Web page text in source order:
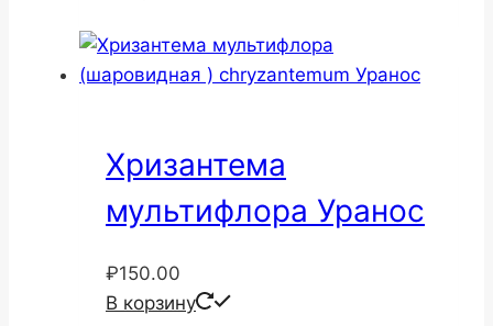
Хризантема
мультифлора Уранос
₽150.00
В корзину